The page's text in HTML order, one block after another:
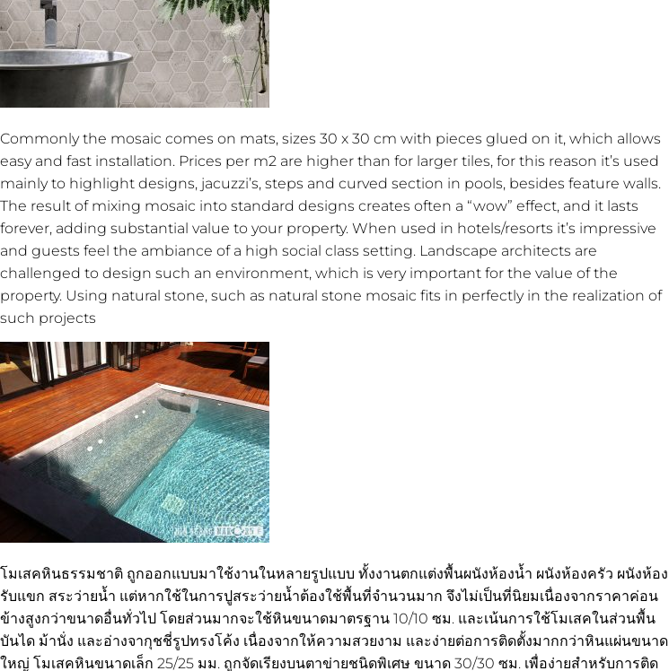
Commonly the mosaic comes on mats, sizes 30 x 30 cm with pieces glued on it, which allows
easy and fast installation. Prices per m2 are higher than for larger tiles, for this reason it’s used
mainly to highlight designs, jacuzzi’s, steps and curved section in pools, besides feature walls.
The result of mixing mosaic into standard designs creates often a “wow” effect, and it lasts
forever, adding substantial value to your property. When used in hotels/resorts it’s impressive
and guests feel the ambiance of a high social class setting. Landscape architects are
challenged to design such an environment, which is very important for the value of the
property. Using natural stone, such as natural stone mosaic fits in perfectly in the realization of
such projects
โมเสคหินธรรมชาติ ถูกออกแบบมาใช้งานในหลายรูปแบบ ทั้งงานตกแต่งพื้นผนังห้องน้ำ ผนังห้องครัว ผนังห้อง
รับแขก สระว่ายน้ำ แต่หากใช้ในการปูสระว่ายน้ำต้องใช้พื้นที่จำนวนมาก จึงไม่เป็นที่นิยมเนื่องจากราคาค่อน
ข้างสูงกว่าขนาดอื่นทั่วไป โดยส่วนมากจะใช้หินขนาดมาตรฐาน 10/10 ซม. และเน้นการใช้โมเสคในส่วนพื้น
บันได ม้านั่ง และอ่างจากุชชี่รูปทรงโค้ง เนื่องจากให้ความสวยงาม และง่ายต่อการติดตั้งมากกว่าหินแผ่นขนาด
ใหญ่ โมเสคหินขนาดเล็ก 25/25 มม. ถูกจัดเรียงบนตาข่ายชนิดพิเศษ ขนาด 30/30 ซม. เพื่อง่ายสำหรับการติด